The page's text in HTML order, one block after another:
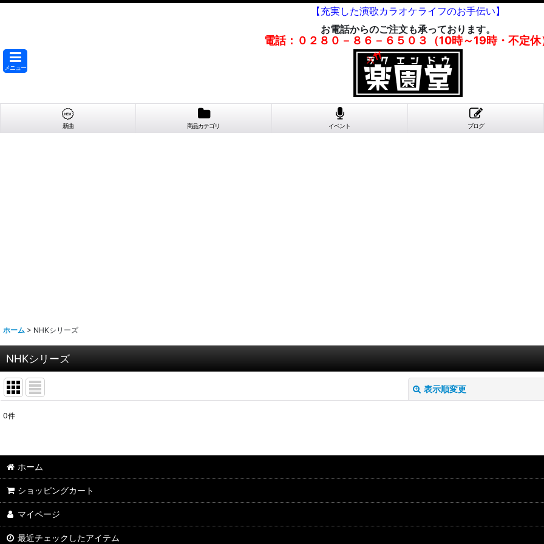
【充実した演歌カラオケライフのお手伝い】
お電話からのご注文も承っております。
電話：０２８０－８６－６５０３（10時～19時・不定休
メニュー
新曲 商品カテゴリ イベント ブログ
ホーム > NHKシリーズ
NHKシリーズ
表示順変更
表示数:
並び順:
絞り込む
0件
ホーム
ショッピングカート
マイページ
最近チェックしたアイテム